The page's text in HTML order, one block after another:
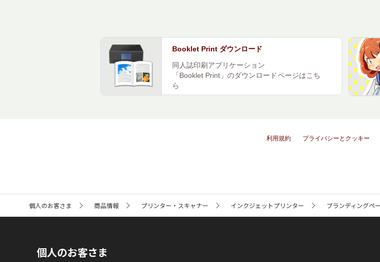
Booklet Print ダウンロード
同人誌印刷アプリケーション
「Booklet Print」のダウンロードページはこち
ら
利用規約 プライバシーとクッキー
ト
個人のお客さま 商品情報 プリンター・スキャナー インクジェットプリンター ブランディングペ
個人のお客さま